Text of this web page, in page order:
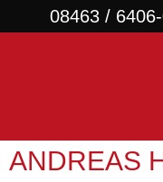
08463 /
ANDREAS